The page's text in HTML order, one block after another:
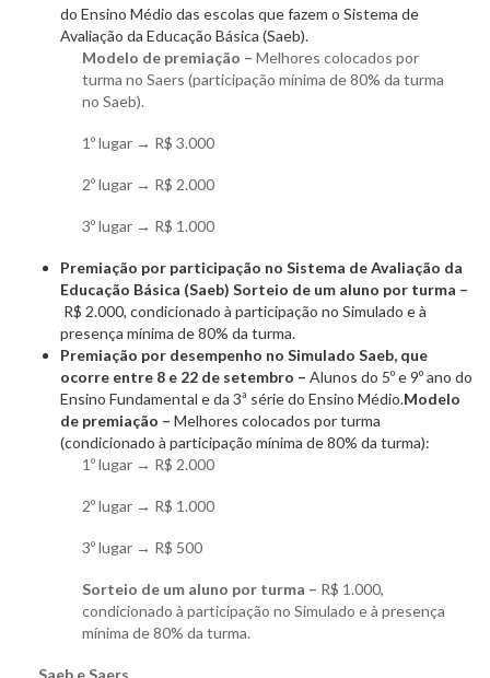
do Ensino Médio das escolas que fazem o Sistema de
Avaliação da Educação Básica (Saeb).
Modelo de premiação – Melhores colocados por
turma no Saers (participação mínima de 80% da turma
no Saeb).
1º lugar → R$ 3.000
2º lugar → R$ 2.000
3º lugar → R$ 1.000
Premiação por participação no Sistema de Avaliação da
Educação Básica (Saeb) Sorteio de um aluno por turma –
R$ 2.000, condicionado à participação no Simulado e à
presença mínima de 80% da turma.
Premiação por desempenho no Simulado Saeb, que
ocorre entre 8 e 22 de setembro – Alunos do 5º e 9º ano do
Ensino Fundamental e da 3ª série do Ensino Médio.Modelo
de premiação – Melhores colocados por turma
(condicionado à participação mínima de 80% da turma):
1º lugar → R$ 2.000
2º lugar → R$ 1.000
3º lugar → R$ 500
Sorteio de um aluno por turma – R$ 1.000,
condicionado à participação no Simulado e à presença
mínima de 80% da turma.
Saeb e Saers